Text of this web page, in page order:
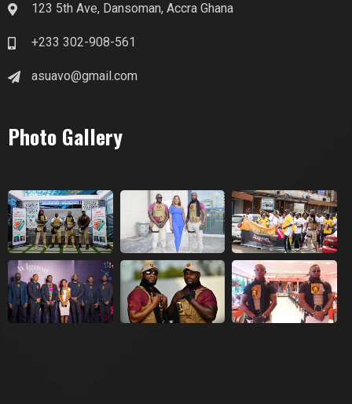
123 5th Ave, Dansoman, Accra Ghana
+233 302-908-561
asuavo@gmail.com
Photo Gallery